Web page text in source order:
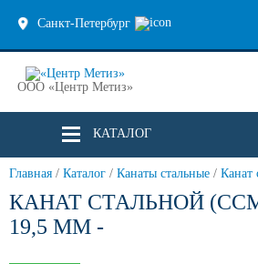
Санкт-Петербург
ООО «Центр Метиз»
КАТАЛОГ
Главная / Каталог / Канаты стальные / Канат
КАНАТ СТАЛЬНОЙ
19,5 ММ -